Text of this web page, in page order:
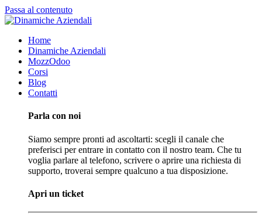
Passa al contenuto
Home
Dinamiche Aziendali
MozzOdoo
Corsi
Blog
Contatti
Parla con noi
Siamo sempre pronti ad ascoltarti: scegli il canale che
preferisci per entrare in contatto con il nostro team. Che tu
voglia parlare al telefono, scrivere o aprire una richiesta di
supporto, troverai sempre qualcuno a tua disposizione.
Apri un ticket